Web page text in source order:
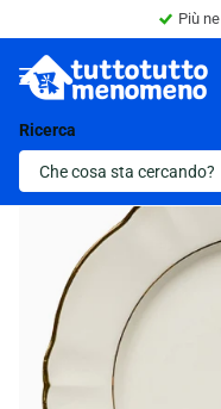
Sconto 10% -
Ricerca
Ultima scorta!